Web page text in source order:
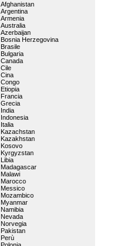
Afghanistan
Argentina
Armenia
Australia
Azerbaijan
Bosnia Herzegovina
Brasile
Bulgaria
Canada
Cile
Cina
Congo
Etiopia
Francia
Grecia
India
Indonesia
Italia
Kazachstan
Kazakhstan
Kosovo
Kyrgyzstan
Libia
Madagascar
Malawi
Marocco
Messico
Mozambico
Myanmar
Namibia
Nevada
Norvegia
Pakistan
Perù